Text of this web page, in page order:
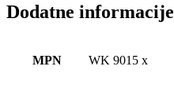
Dodatne informacije
MPN WK 9015 x